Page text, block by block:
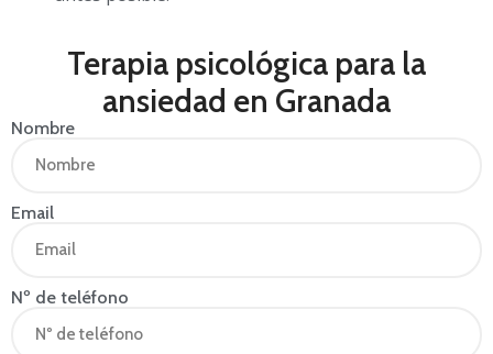
Terapia psicológica para la
ansiedad en Granada
Nombre
Email
Nº de teléfono